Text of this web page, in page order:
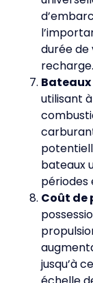
durée de
recharge.
Bateaux
utilisant
bateaux
périodes
Coût de
jusqu’à